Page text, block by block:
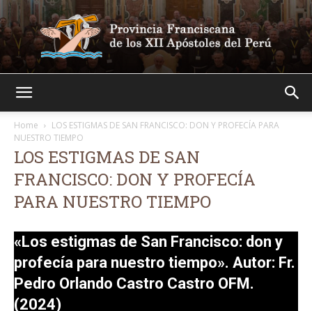
Home
LOS ESTIGMAS DE SAN FRANCISCO: DON Y PROFECÍA PARA
NUESTRO TIEMPO
LOS ESTIGMAS DE SAN
FRANCISCO: DON Y PROFECÍA
PARA NUESTRO TIEMPO
«Los estigmas de San Francisco: don y
profecía para nuestro tiempo». Autor: Fr.
Pedro Orlando Castro Castro OFM.
(2024)